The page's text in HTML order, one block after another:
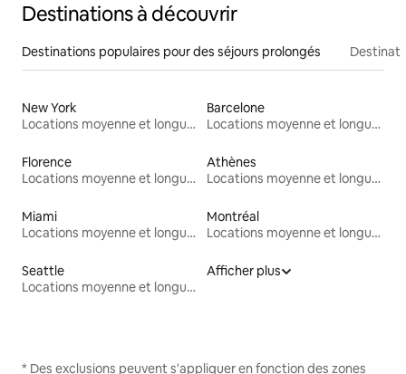
Destinations à découvrir
Destinations populaires pour des séjours prolongés
New York
Locations moyenne et longue durée
Barcelone
Locations moyenne et longue durée
Florence
Locations moyenne et longue durée
Athènes
Locations moyenne et longue durée
Miami
Locations moyenne et longue durée
Montréal
Locations moyenne et longue durée
Seattle
Locations moyenne et longue durée
Afficher plus
* Des exclusions peuvent s'appliquer en fonction des zones